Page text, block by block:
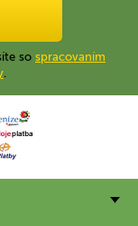
so spracovaním
.